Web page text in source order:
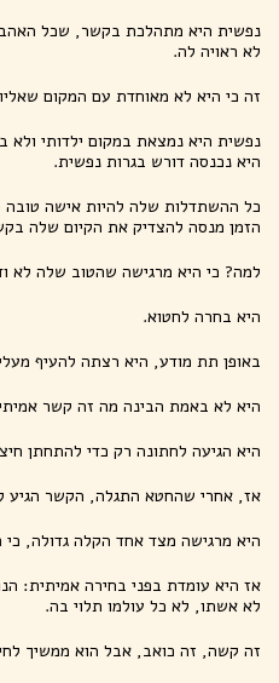
נפשית היא מתהלכת בקשר, שכל
לא ראויה לה.
זה כי היא לא מאוחדת עם המקום
נפשית היא נמצאת במקום ילדותי ולא
היא נכנסה דורש בגרות נפשית.
כל ההשתדלות שלה להיות אישה
הזמן מנסה להצדיק את הקיום שלה
למה? כי היא מרגישה שהטוב שלה לא
היא בחרה לחטוא.
באופן תת מודע, היא רצתה להעיף
היא לא באמת הבינה מה זה קשר
היא הגיעה לחתונה רק כדי להתחתן
אז, אחרי שהחטא התגלה, הקשר הגיע
היא מרגישה מצד אחד הקלה גדולה,
אז היא עומדת בפני בחירה אמיתית:
לא אשתו, לא כל עולמו תלוי בה.
זה קשה, זה כואב, אבל הוא ממשיך